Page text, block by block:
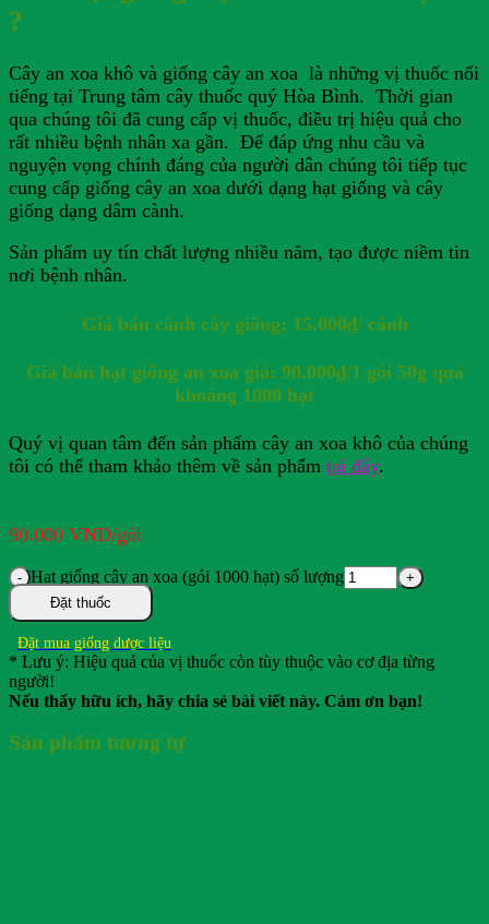
?
Cây an xoa khô và giống cây an xoa là những vị thuốc nổi
tiếng tại Trung tâm cây thuốc quý Hòa Bình. Thời gian
qua chúng tôi đã cung cấp vị thuốc, điều trị hiệu quả cho
rất nhiều bệnh nhân xa gần. Để đáp ứng nhu cầu và
nguyện vọng chính đáng của người dân chúng tôi tiếp tục
cung cấp giống cây an xoa dưới dạng hạt giống và cây
giống dạng dâm cành.
Sản phẩm uy tín chất lượng nhiều năm, tạo được niềm tin
nơi bệnh nhân.
Giá bán cành cây giống: 15.000₫/ cành
Giá bán hạt giống an xoa già: 90.000₫/1 gói 50g quả
khoảng 1000 hạt
Quý vị quan tâm đến sản phẩm cây an xoa khô của chúng
tôi có thể tham khảo thêm về sản phẩm tại đây.
90.000 VND/gói
Hạt giống cây an xoa (gói 1000 hạt) số lượng
Đặt thuốc
Đặt mua giống dược liệu
* Lưu ý: Hiệu quả của vị thuốc còn tùy thuộc vào cơ địa từng
người!
Nếu thấy hữu ích, hãy chia sẻ bài viết này. Cảm ơn bạn!
Sản phẩm tương tự